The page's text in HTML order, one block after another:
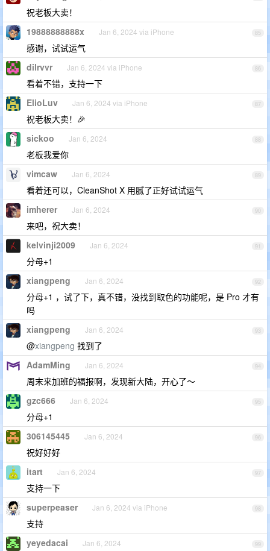
祝老板大卖！
85
19888888888x Jan 6, 2024 via iPhone
感谢，试试运气
86
dilrvvr Jan 6, 2024 via iPhone
看着不错，支持一下
87
ElioLuv Jan 6, 2024 via iPhone
祝老板大卖！🎉
88
sickoo Jan 6, 2024
老板我爱你
89
vimcaw Jan 6, 2024
看着还可以，CleanShot X 用腻了正好试试运气
90
imherer Jan 6, 2024
来吧，祝大卖！
91
kelvinji2009 Jan 6, 2024
分母+1
92
xiangpeng Jan 6, 2024
分母+1 ，试了下，真不错，没找到取色的功能呢，是 Pro 才有
吗
93
xiangpeng Jan 6, 2024
@xiangpeng 找到了
94
AdamMing Jan 6, 2024
周末来加班的福报啊，发现新大陆，开心了～
95
gzc666 Jan 6, 2024
分母+1
96
306145445 Jan 6, 2024
祝好好好
97
itart Jan 6, 2024
支持一下
98
superpeaser Jan 6, 2024 via iPhone
支持
99
yeyedacai Jan 6, 2024